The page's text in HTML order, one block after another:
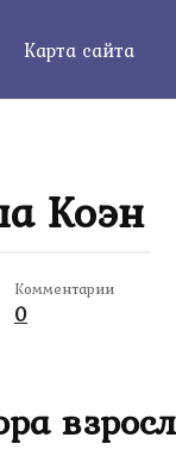
Карта сайта
Коэн
Комментарии
0